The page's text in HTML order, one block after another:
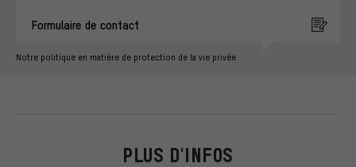
Formulaire de contact
Notre politique en matière de protection de la vie privée
PLUS D'INFOS